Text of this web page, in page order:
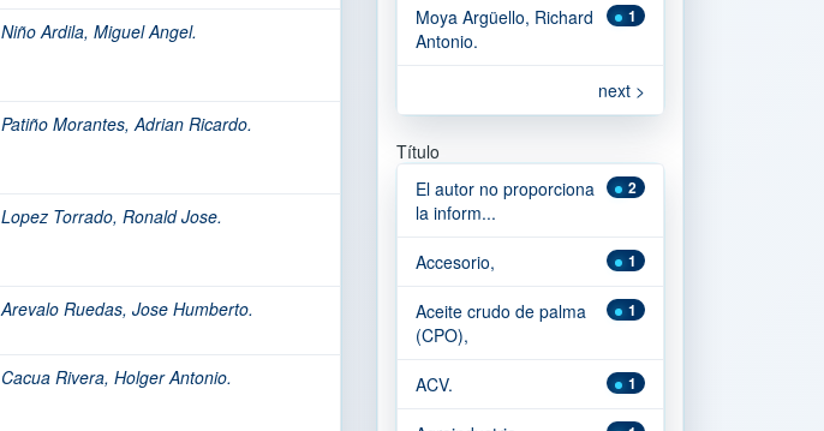
Niño Ardila, Miguel Angel.
Patiño Morantes, Adrian Ricardo.
Lopez Torrado, Ronald Jose.
Arevalo Ruedas, Jose Humberto.
Cacua Rivera, Holger Antonio.
1
Moya Argüello, Richard
Antonio.
next >
Título
2
El autor no proporciona
la inform...
1
Accesorio,
1
Aceite crudo de palma
(CPO),
1
ACV.